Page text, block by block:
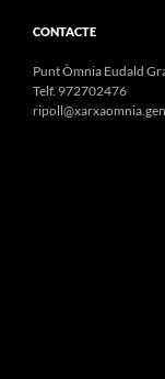
CONTACTE
Punt Òmnia Eudald
Telf. 972702476